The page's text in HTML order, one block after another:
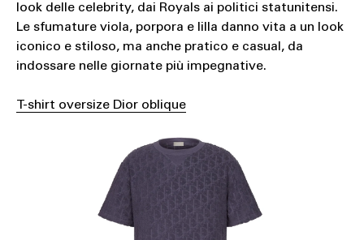
look delle celebrity, dai Royals ai politici statunitensi.
Le sfumature viola, porpora e lilla danno vita a un look
iconico e stiloso, ma anche pratico e casual, da
indossare nelle giornate più impegnative.
T-shirt oversize Dior oblique